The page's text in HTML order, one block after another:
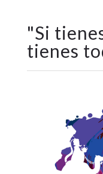
"Si
tienes